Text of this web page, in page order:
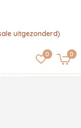
0 0
uitgezonderd)